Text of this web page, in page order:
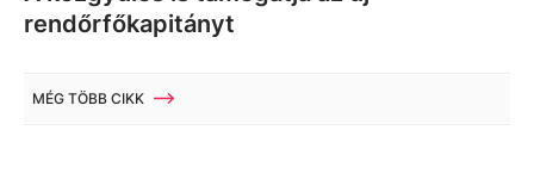
rendőrfőkapitányt
MÉG TÖBB CIKK